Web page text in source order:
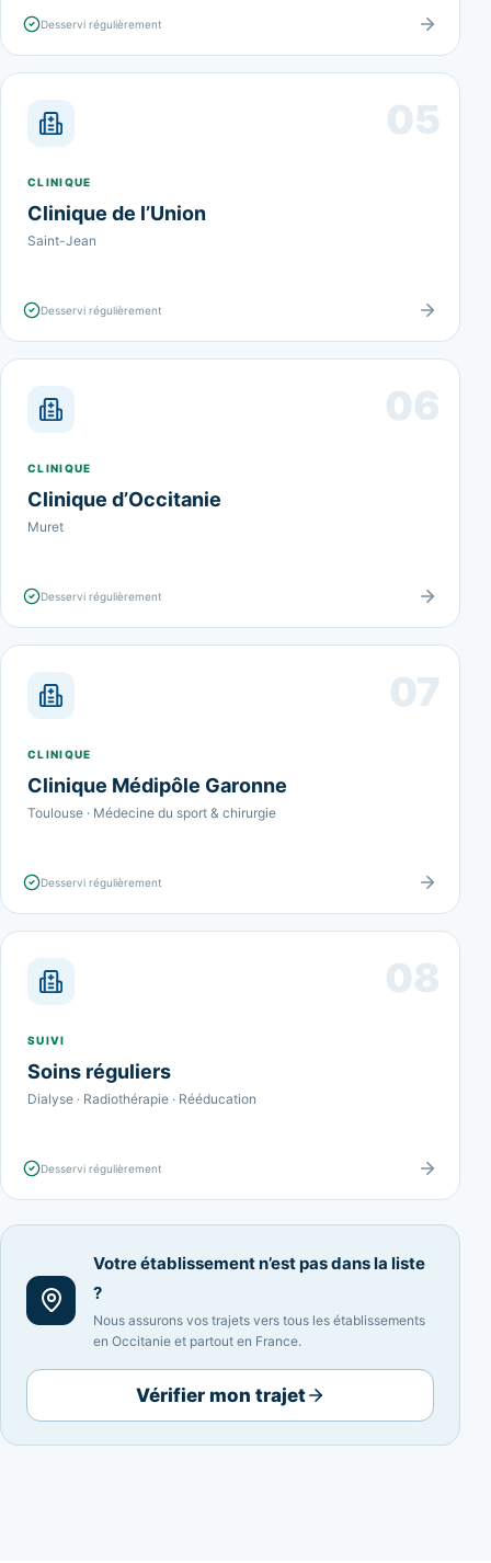
Desservi régulièrement
05
CLINIQUE
Clinique de l’Union
Saint-Jean
Desservi régulièrement
06
CLINIQUE
Clinique d’Occitanie
Muret
Desservi régulièrement
07
CLINIQUE
Clinique Médipôle Garonne
Toulouse · Médecine du sport & chirurgie
Desservi régulièrement
08
SUIVI
Soins réguliers
Dialyse · Radiothérapie · Rééducation
Desservi régulièrement
Votre établissement n’est pas dans la liste
?
Nous assurons vos trajets vers tous les établissements
en Occitanie et partout en France.
Vérifier mon trajet